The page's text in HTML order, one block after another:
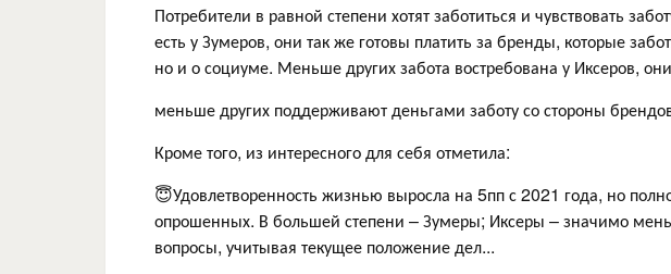
Потребители в равной степени хотят заботиться и чувствовать
есть у Зумеров, они так же готовы платить за бренды, которые
но и о социуме. Меньше других забота востребована у Иксеров,
меньше других поддерживают деньгами заботу со стороны
Кроме того, из интересного для себя отметила:
😇Удовлетворенность жизнью выросла на 5пп с 2021 года, но
опрошенных. В большей степени – Зумеры; Иксеры – значимо
вопросы, учитывая текущее положение дел...